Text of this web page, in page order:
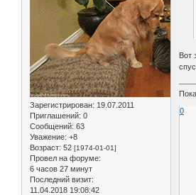
Зарегистрирован: 19.07.2011
Приглашений: 0
Сообщений: 63
Уважение: +8
Возраст: 52 [1974-01-01]
Провел на форуме:
6 часов 27 минут
Последний визит:
11.04.2018 19:08:42
Вот
0